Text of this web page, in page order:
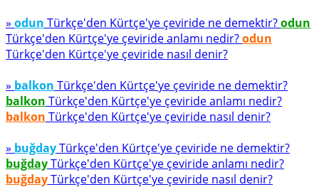
» odun Türkçe'den Kürtçe'ye çeviride ne demektir?odun
Türkçe'den Kürtçe'ye çeviride anlamı nedir?odun
Türkçe'den Kürtçe'ye çeviride nasıl denir?
» balkon Türkçe'den Kürtçe'ye çeviride ne demektir?
balkon Türkçe'den Kürtçe'ye çeviride anlamı nedir?
balkon Türkçe'den Kürtçe'ye çeviride nasıl denir?
» buğdayTürkçe'den Kürtçe'ye çeviride ne demektir?
buğdayTürkçe'den Kürtçe'ye çeviride anlamı nedir?
buğdayTürkçe'den Kürtçe'ye çeviride nasıl denir?